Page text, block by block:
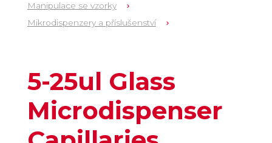
Manipulace se vzorky
Mikrodispenzery a příslušenství
5-25ul Glass
Microdispenser